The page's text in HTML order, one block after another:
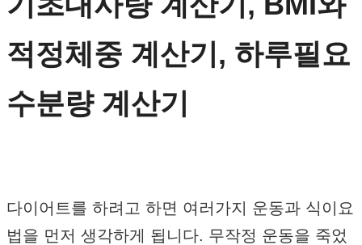
적정체중 계산기, 하루필요
수분량 계산기
다이어트를 하려고 하면 여러가지 운동과 식이요
법을 먼저 생각하게 됩니다. 무작정 운동을 죽었